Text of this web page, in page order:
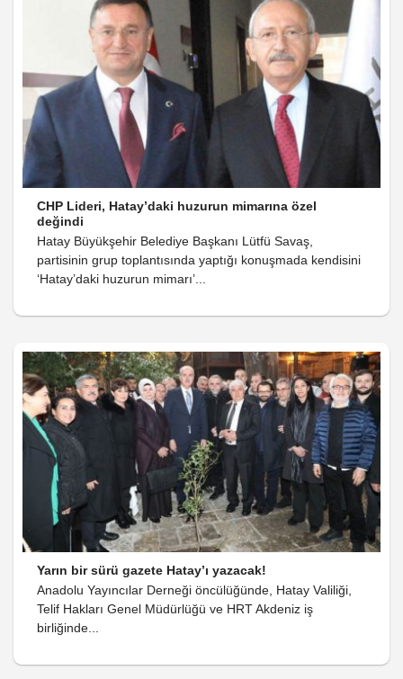
CHP Lideri, Hatay’daki huzurun mimarına özel
değindi
Hatay Büyükşehir Belediye Başkanı Lütfü Savaş,
partisinin grup toplantısında yaptığı konuşmada kendisini
‘Hatay’daki huzurun mimarı’...
Yarın bir sürü gazete Hatay’ı yazacak!
Anadolu Yayıncılar Derneği öncülüğünde, Hatay Valiliği,
Telif Hakları Genel Müdürlüğü ve HRT Akdeniz iş
birliğinde...